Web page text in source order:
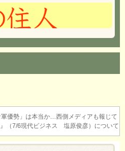
軍優勢」は本当か…西側メディアも報じて
（7/6現代ビジネス 塩原俊彦）について